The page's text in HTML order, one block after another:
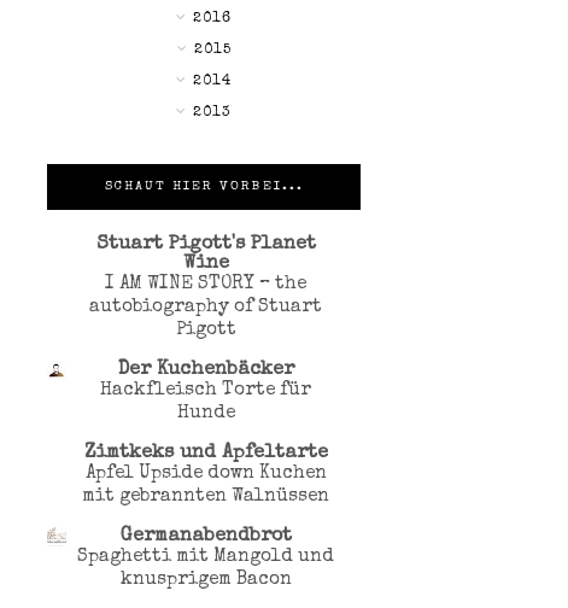
►2016
►2015
►2014
►2013
SCHAUT HIER VORBEI...
Stuart Pigott's Planet
Wine
I AM WINE STORY – the
autobiography of Stuart
Pigott
Der Kuchenbäcker
Hackfleisch Torte für
Hunde
Zimtkeks und Apfeltarte
Apfel Upside down Kuchen
mit gebrannten Walnüssen
Germanabendbrot
Spaghetti mit Mangold und
knusprigem Bacon